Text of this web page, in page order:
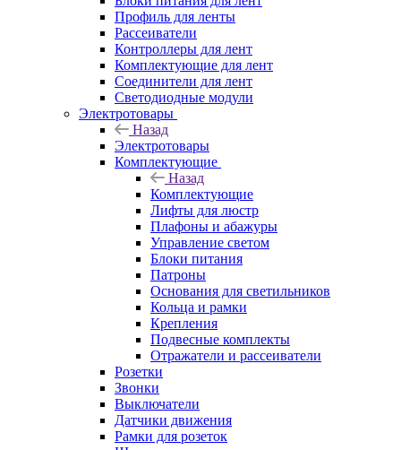
Профиль для ленты
Рассеиватели
Контроллеры для лент
Комплектующие для лент
Соединители для лент
Светодиодные модули
Электротовары
Назад
Электротовары
Комплектующие
Назад
Комплектующие
Лифты для люстр
Плафоны и абажуры
Управление светом
Блоки питания
Патроны
Основания для светильников
Кольца и рамки
Крепления
Подвесные комплекты
Отражатели и рассеиватели
Розетки
Звонки
Выключатели
Датчики движения
Рамки для розеток